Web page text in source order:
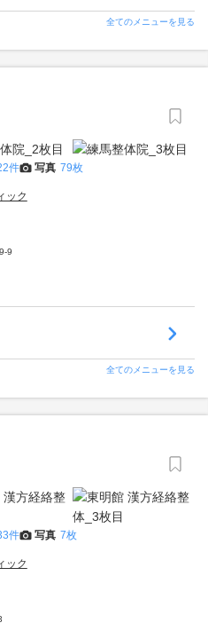
全てのメニューを見る
件 写真 79枚
ック
9
全てのメニューを見る
件 写真 7枚
ック